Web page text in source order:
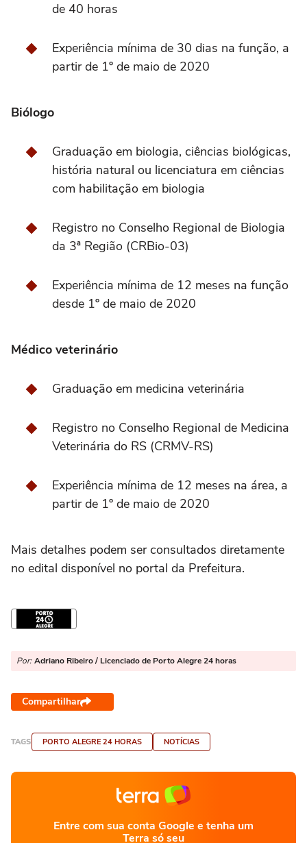
de 40 horas
Experiência mínima de 30 dias na função, a
partir de 1º de maio de 2020
Biólogo
Graduação em biologia, ciências biológicas,
história natural ou licenciatura em ciências
com habilitação em biologia
Registro no Conselho Regional de Biologia
da 3ª Região (CRBio-03)
Experiência mínima de 12 meses na função
desde 1º de maio de 2020
Médico veterinário
Graduação em medicina veterinária
Registro no Conselho Regional de Medicina
Veterinária do RS (CRMV-RS)
Experiência mínima de 12 meses na área, a
partir de 1º de maio de 2020
Mais detalhes podem ser consultados diretamente
no edital disponível no portal da Prefeitura.
Por: Adriano Ribeiro / Licenciado de Porto Alegre 24 horas
Compartilhar
TAGS PORTO ALEGRE 24 HORAS NOTÍCIAS
Entre com sua conta Google e tenha um
Terra só seu